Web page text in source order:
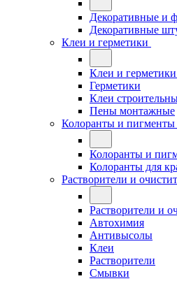
Декоративные и
Декоративные
Клеи и герметики
Клеи и герметики
Герметики
Клеи
Пены монтажные
Колоранты и пигменты
Колоранты и
Колоранты для
Растворители и
Растворители и
Автохимия
Антивысолы
Клеи
Растворители
Смывки